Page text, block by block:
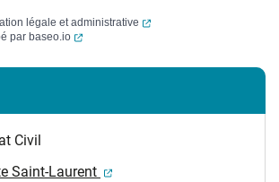
légale et administrative
(ouverture dans un
par baseo.io (ouverture dans un nouvel onglet)
complémentaires
Civil
Saint-Laurent
(ouverture dans un